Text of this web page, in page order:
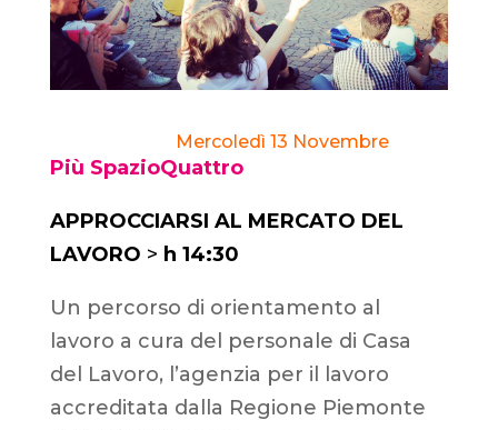
Mercoledì 13 Novembre
Più SpazioQuattro
APPROCCIARSI AL MERCATO DEL
LAVORO > h 14:30
Un percorso di orientamento al
lavoro a cura del personale di Casa
del Lavoro, l’agenzia per il lavoro
accreditata dalla Regione Piemonte